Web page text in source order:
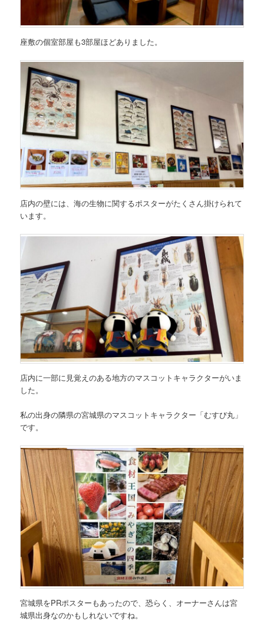
座敷の個室部屋も3部屋ほどありました。
店内の壁には、海の生物に関するポスターがたくさん掛けられて
います。
店内に一部に見覚えのある地方のマスコットキャラクターがいま
した。
私の出身の隣県の宮城県のマスコットキャラクター「むすび丸」
です。
宮城県をPRポスターもあったので、恐らく、オーナーさんは宮
城県出身なのかもしれないですね。